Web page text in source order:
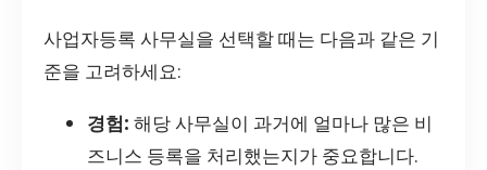
사업자등록 사무실을 선택할 때는 다음과 같은 기
준을 고려하세요:
경험: 해당 사무실이 과거에 얼마나 많은 비
즈니스 등록을 처리했는지가 중요합니다.